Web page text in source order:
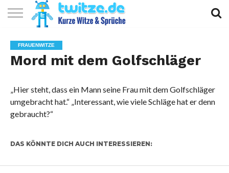
KURZE
WITZE
KURZE
SPRÜCHE
KURZE
GEDICHTE
TOP
10
FRAUENWITZE
Mord mit dem Golfschläger
„Hier steht, dass ein Mann seine Frau mit dem Golfschläger
umgebracht hat.“ „Interessant, wie viele Schläge hat er denn
gebraucht?“
DAS KÖNNTE DICH AUCH INTERESSIEREN: